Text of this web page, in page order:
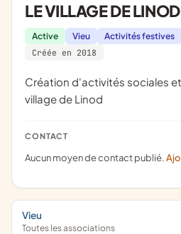
LE VILLAGE DE LINOD
Active Vieu Activités festives
Créée en 2018
création d'activités sociales et festives au sein du
village de Linod
CONTACT
Aucun moyen de contact publié.
Vieu
Toutes les associations